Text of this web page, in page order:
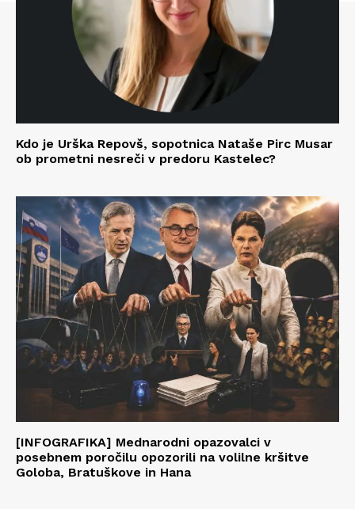
Kdo je Urška Repovš, sopotnica Nataše Pirc Musar
ob prometni nesreči v predoru Kastelec?
[INFOGRAFIKA] Mednarodni opazovalci v
posebnem poročilu opozorili na volilne kršitve
Goloba, Bratuškove in Hana